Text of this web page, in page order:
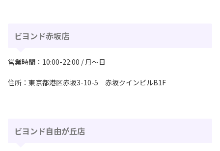
ビヨンド赤坂店
営業時間：10:00-22:00 / 月〜日
住所：東京都港区赤坂3-10-5 赤坂クインビルB1F
ビヨンド自由が丘店